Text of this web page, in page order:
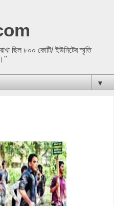
ছিল ৮০০ কোটি/ ইউনিটের স্মৃতি
▼